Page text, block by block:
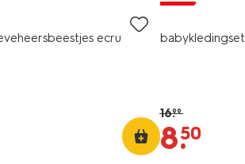
ecru
16.99
8.
50